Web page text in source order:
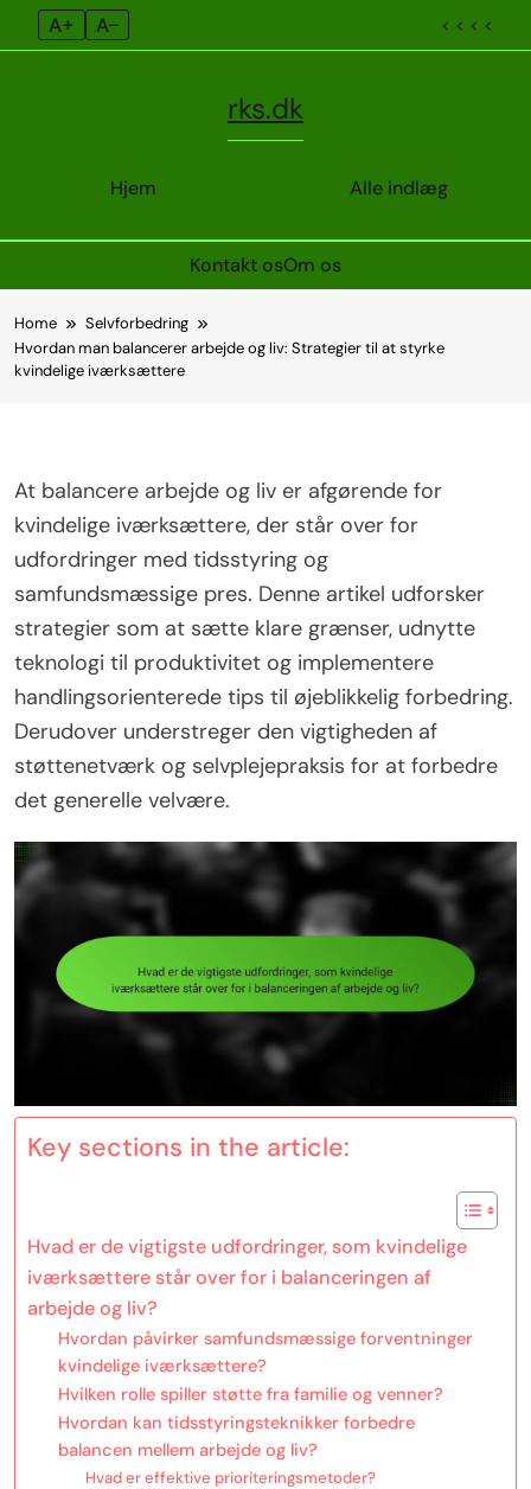
A+ A– < < < <
Hjem
rks.dk
Alle indlæg
Kontakt osOm os
to
content
Home
Selvforbedring
Hvordan man balancerer arbejde og liv: Strategier til at styrke
kvindelige iværksættere
At balancere arbejde og liv er afgørende for
kvindelige iværksættere, der står over for
udfordringer med tidsstyring og
samfundsmæssige pres. Denne artikel udforsker
strategier som at sætte klare grænser, udnytte
teknologi til produktivitet og implementere
handlingsorienterede tips til øjeblikkelig forbedring.
Derudover understreger den vigtigheden af
støttenetværk og selvplejepraksis for at forbedre
det generelle velvære.
Key sections in the article:
Hvad er de vigtigste udfordringer, som kvindelige
iværksættere står over for i balanceringen af
arbejde og liv?
Hvordan påvirker samfundsmæssige forventninger
kvindelige iværksættere?
Hvilken rolle spiller støtte fra familie og venner?
Hvordan kan tidsstyringsteknikker forbedre
balancen mellem arbejde og liv?
Hvad er effektive prioriteringsmetoder?